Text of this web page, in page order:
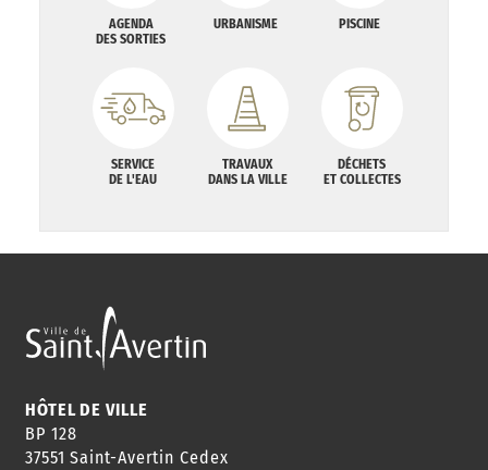
AGENDA
DES SORTIES
URBANISME PISCINE
SERVICE
DE L'EAU
TRAVAUX
DANS LA VILLE
DÉCHETS
ET COLLECTES
HÔTEL DE VILLE
BP 128
37551 Saint-Avertin Cedex